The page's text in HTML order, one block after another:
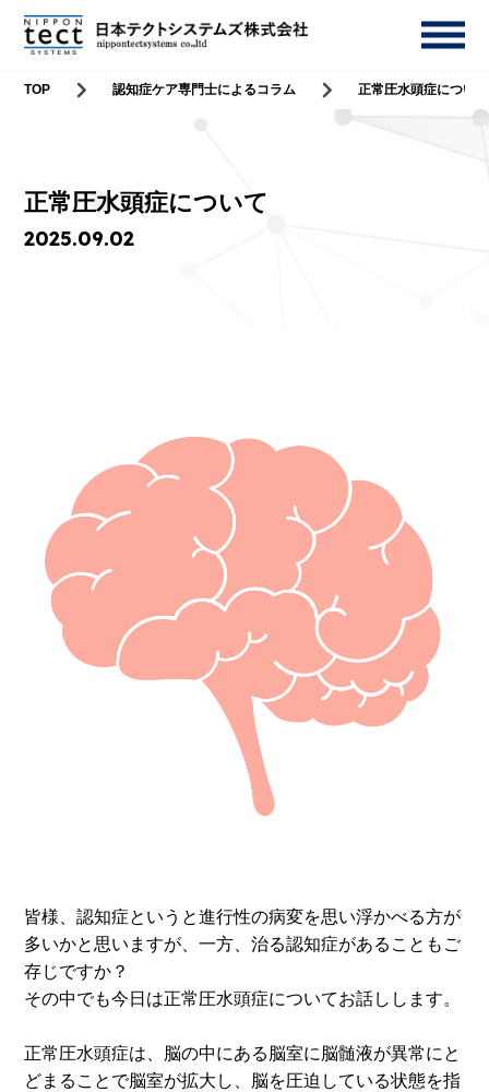
TOP 認知症ケア専門士によるコラム 正常圧水頭症につい
正常圧水頭症について
2025.09.02
皆様、認知症というと進行性の病変を思い浮かべる方が
多いかと思いますが、一方、治る認知症があることもご
存じですか？
その中でも今日は正常圧水頭症についてお話しします。
正常圧水頭症は、脳の中にある脳室に脳髄液が異常にと
どまることで脳室が拡大し、脳を圧迫している状態を指